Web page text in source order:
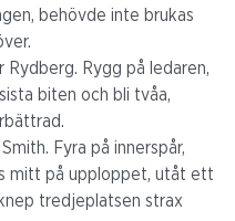
behövde inte brukas
Rygg på ledaren,
biten och bli tvåa,
Fyra på innerspår,
mitt på upploppet, utåt ett
tredjeplatsen strax